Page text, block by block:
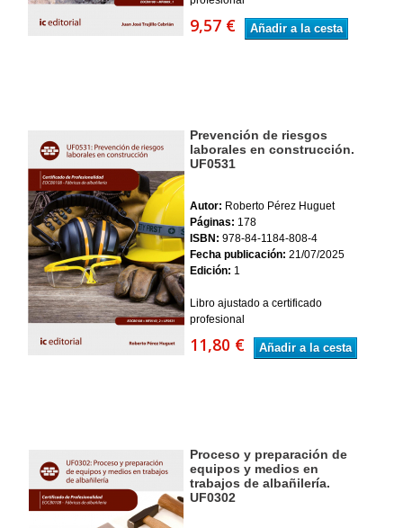
9,57 € Añadir a la cesta
Prevención de riesgos
laborales en construcción.
UF0531
Autor: Roberto Pérez Huguet
Páginas: 178
ISBN: 978-84-1184-808-4
Fecha publicación: 21/07/2025
Edición: 1
Libro ajustado a certificado
profesional
11,80 € Añadir a la cesta
Proceso y preparación de
equipos y medios en
trabajos de albañilería.
UF0302